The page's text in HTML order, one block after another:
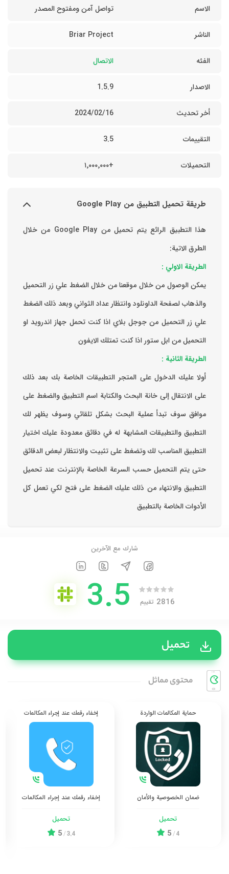
الاسم تواصل آمن ومفتوح المصدر
الناشر Briar Project
الفئه الاتصال
الاصدار 1.5.9
أخر تحديث 16‏/02‏/2024
التقييمات 3.5
التحميلات +١٬٠٠٠٬٠٠٠
طريقة تحميل التطبيق من Google Play
هذا التطبيق الرائع يتم تحميل من Google Play من خلال
الطرق الاتية:
الطريقة الاولي :
يمكن الوصول من خلال موقعنا من خلال الضغط علي زر التحميل
والذهاب لصفحة الداونلود وانتظار عداد الثواني وبعد ذلك الضغط
علي زر التحميل من جوجل بلاي اذا كنت تحمل جهاز اندرويد او
التحميل من ابل ستور اذا كنت تمتلك الايفون
الطريقة الثانية :
‏أولا عليك الدخول على المتجر التطبيقات الخاصة بك ‏بعد ذلك
على الانتقال إلى خانة البحث والكتابة اسم التطبيق والضغط على
موافق ‏سوف تبدأ عملية البحث بشكل تلقائي وسوف يظهر لك
التطبيق والتطبيقات المشابهة له في دقائق معدودة ‏عليك اختيار
التطبيق المناسب لك وتضغط على تثبيت والانتظار لبعض الدقائق
حتى يتم التحميل حسب السرعة الخاصة بالإنترنت ‏عند تحميل
التطبيق والانتهاء من ذلك عليك الضغط على فتح لكي تعمل كل
الأدوات الخاصة بالتطبيق
شارك مع الآخرين
2816 تقييم 3.5
تحميل
محتوی مماثل
حماية المكالمات الواردة
ضمان الخصوصية والأمان
تحميل
4
/
5
إخفاء رقمك عند إجراء المكالمات
إخفاء رقمك عند إجراء المكالمات
تحميل
3.4
/
5